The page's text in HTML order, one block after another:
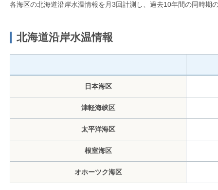
各海区の北海道沿岸水温情報を月3回計測し、過去10年間の同時期
北海道沿岸水温情報
日本海区
津軽海峡区
太平洋海区
根室海区
オホーツク海区